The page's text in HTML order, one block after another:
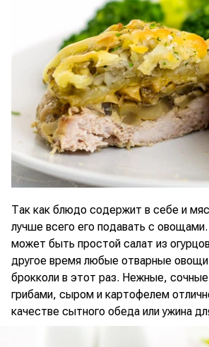
Так как блюдо содержит в себе и
лучше всего его подавать с
может быть простой салат из
другое время любые отварные овощи
брокколи в этот раз. Нежные,
грибами, сыром и картофелем
качестве сытного обеда или ужина